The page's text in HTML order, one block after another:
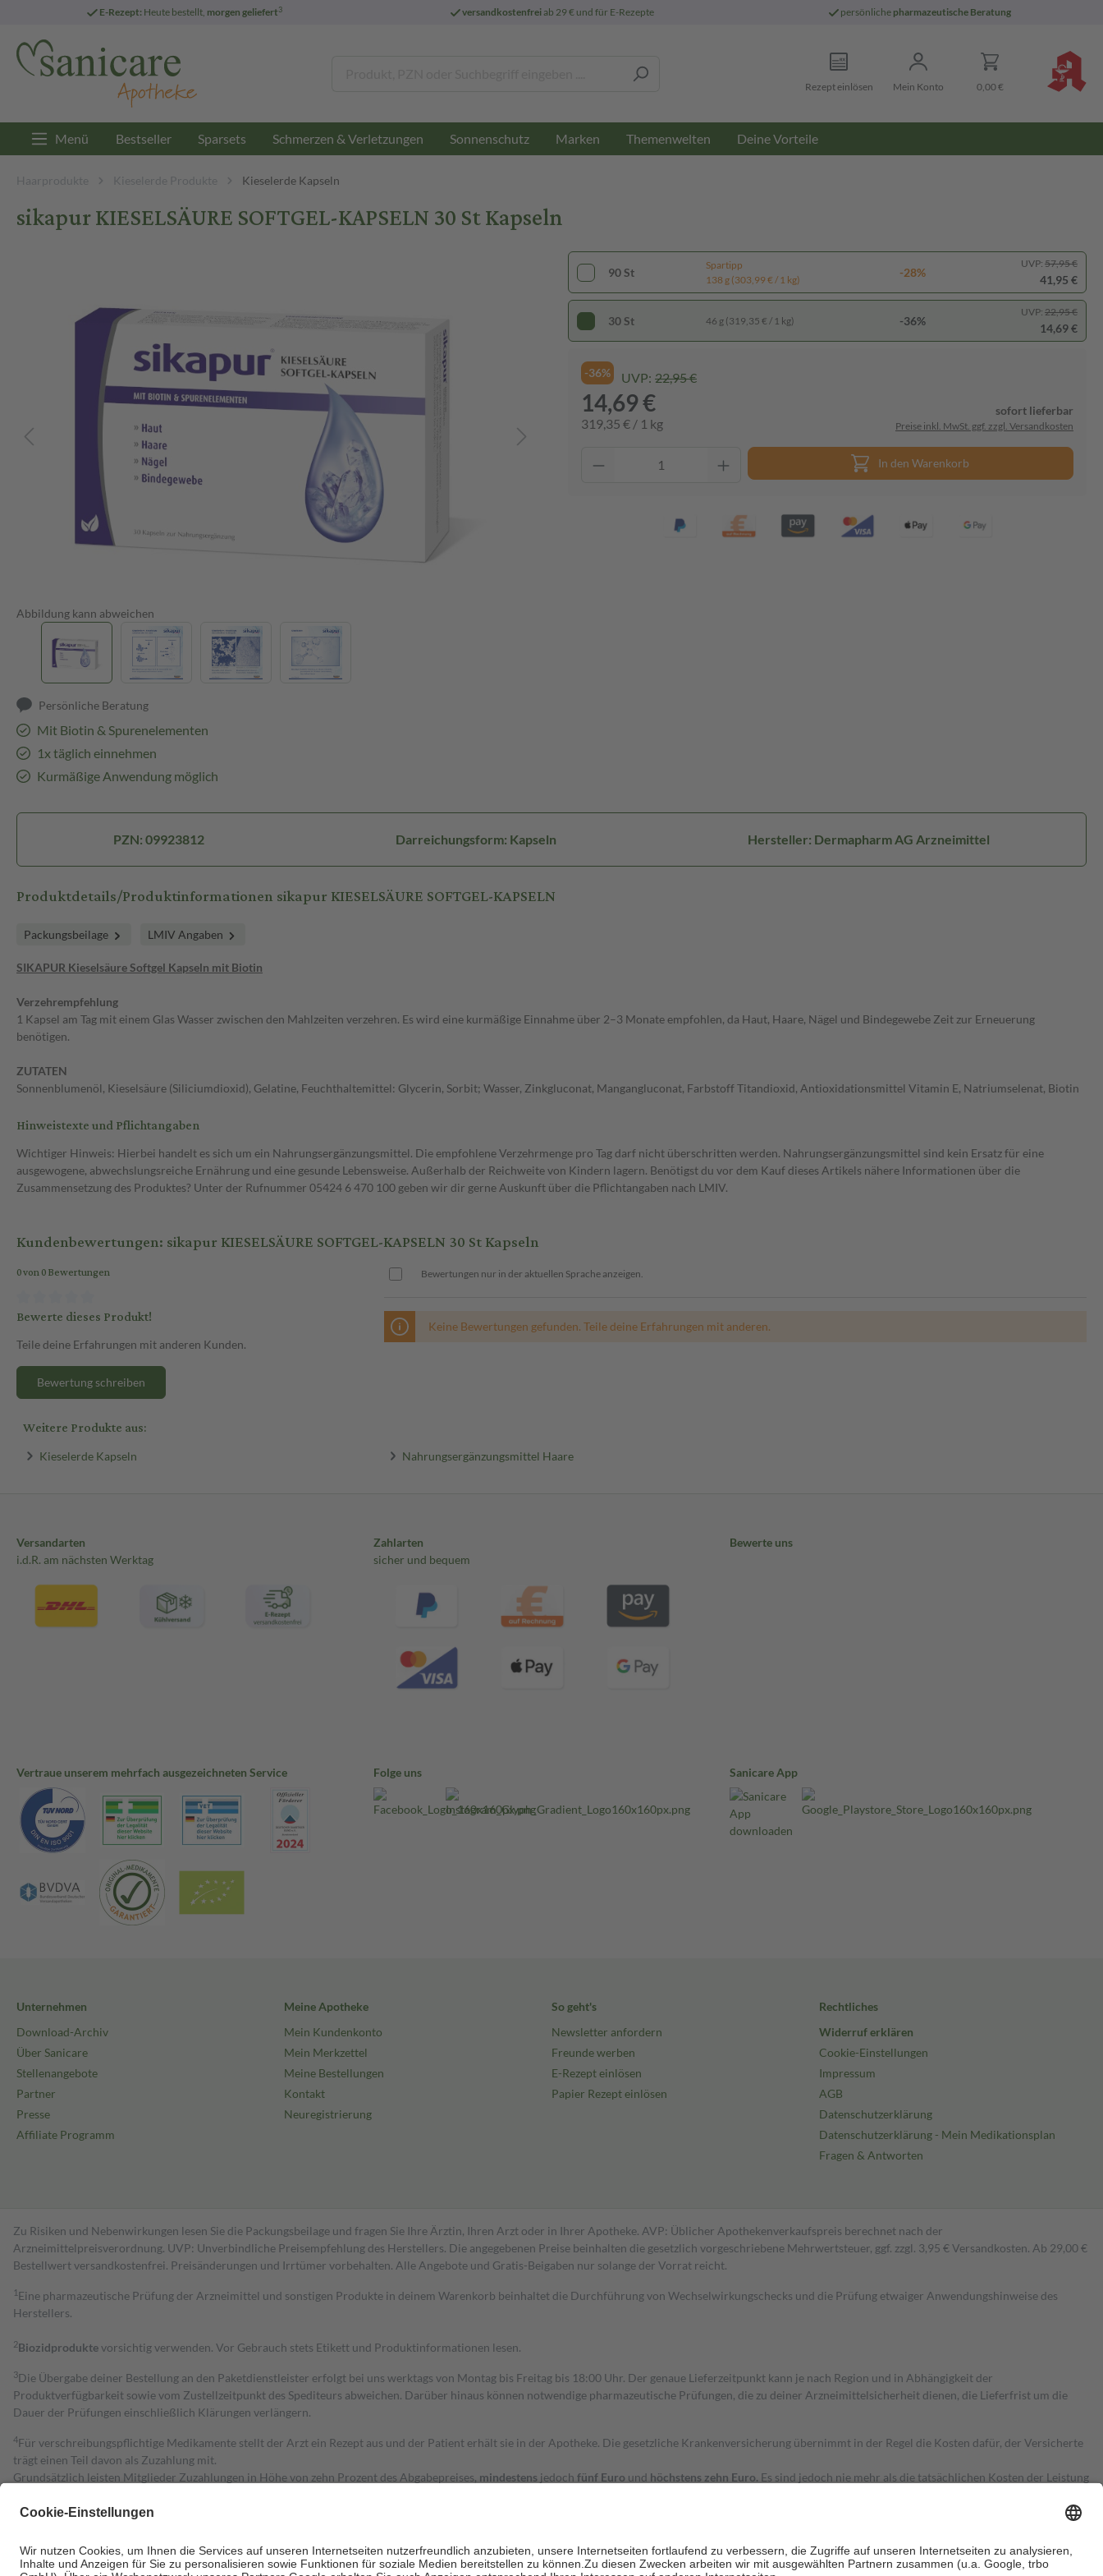
E-Rezept: Heute bestellt, morgen geliefert3 versandkostenfreiab 29 € und für E-Rezepte persönliche pharmazeutische Beratung
Rezept einlösen Mein Konto 0,00 €
Menü Bestseller Sparsets Schmerzen & Verletzungen Sonnenschutz Marken Themenwelten Deine Vorteile
Haarprodukte Kieselerde Produkte Kieselerde Kapseln
sikapur KIESELSÄURE SOFTGEL-KAPSELN 30 St Kapseln
Abbildung kann abweichen
Persönliche Beratung
Mit Biotin & Spurenelementen
1x täglich einnehmen
Kurmäßige Anwendung möglich
90 St
Spartipp
138 g (303,99 € / 1 kg)
-28%
UVP: 57,95 €
41,95 €
30 St 46 g (319,35 € / 1 kg) -36%
UVP: 22,95 €
14,69 €
-36% UVP: 22,95 €
14,69 €
319,35 € / 1 kg
sofort lieferbar
Preise inkl. MwSt. ggf. zzgl. Versandkosten
In den Warenkorb
PZN: 09923812 Darreichungsform: Kapseln Hersteller: Dermapharm AG Arzneimittel
Produktdetails/Produktinformationen sikapur KIESELSÄURE SOFTGEL-KAPSELN
Packungsbeilage LMIV Angaben
SIKAPUR Kieselsäure Softgel Kapseln mit Biotin
Verzehrempfehlung
1 Kapsel am Tag mit einem Glas Wasser zwischen den Mahlzeiten verzehren. Es wird eine kurmäßige Einnahme über 2–3 Monate empfohlen, da Haut, Haare, Nägel und Bindegewebe Zeit zur Erneuerung
benötigen.
ZUTATEN
Sonnenblumenöl, Kieselsäure (Siliciumdioxid), Gelatine, Feuchthaltemittel: Glycerin, Sorbit; Wasser, Zinkgluconat, Mangangluconat, Farbstoff Titandioxid, Antioxidationsmittel Vitamin E, Natriumselenat, Biotin
Hinweistexte und Pflichtangaben
Wichtiger Hinweis: Hierbei handelt es sich um ein Nahrungsergänzungsmittel. Die empfohlene Verzehrmenge pro Tag darf nicht überschritten werden. Nahrungsergänzungsmittel sind kein Ersatz für eine
ausgewogene, abwechslungsreiche Ernährung und eine gesunde Lebensweise. Außerhalb der Reichweite von Kindern lagern. Benötigst du vor dem Kauf dieses Artikels nähere Informationen über die
Zusammensetzung des Produktes? Unter der Rufnummer 05424 6 470 100 geben wir dir gerne Auskunft über die Pflichtangaben nach LMIV.
Kundenbewertungen: sikapur KIESELSÄURE SOFTGEL-KAPSELN 30 St Kapseln
0 von 0 Bewertungen
Bewerte dieses Produkt!
Teile deine Erfahrungen mit anderen Kunden.
Bewertung schreiben
Bewertungen nur in der aktuellen Sprache anzeigen.
Keine Bewertungen gefunden. Teile deine Erfahrungen mit anderen.
Weitere Produkte aus:
Kieselerde Kapseln Nahrungsergänzungsmittel Haare
Versandarten
i.d.R. am nächsten Werktag
Zahlarten
sicher und bequem
Bewerte uns
Vertraue unserem mehrfach ausgezeichneten Service Folge uns Sanicare App
Unternehmen
Download-Archiv
Über Sanicare
Stellenangebote
Partner
Presse
Affiliate Programm
Meine Apotheke
Mein Kundenkonto
Mein Merkzettel
Meine Bestellungen
Kontakt
Neuregistrierung
So geht's
Newsletter anfordern
Freunde werben
E-Rezept einlösen
Papier Rezept einlösen
Rechtliches
Widerruf erklären
Cookie-Einstellungen
Impressum
AGB
Datenschutzerklärung
Datenschutzerklärung - Mein Medikationsplan
Fragen & Antworten
Zu Risiken und Nebenwirkungen lesen Sie die Packungsbeilage und fragen Sie Ihre Ärztin, Ihren Arzt oder in Ihrer Apotheke. AVP: Üblicher Apothekenverkaufspreis berechnet nach der
Arzneimittelpreisverordnung. UVP: Unverbindliche Preisempfehlung des Herstellers. Die angegebenen Preise beinhalten die gesetzlich vorgeschriebene Mehrwertsteuer, ggf. zzgl. 3,95 € Versandkosten. Ab 29,00 €
Bestell­wert versand­kosten­frei. Preisänderungen und Irrtümer vorbehalten. Alle Angebote und Gratis-Beigaben nur solange der Vorrat reicht.
1 Eine pharmazeutische Prüfung der Arzneimittel und sonstigen Produkte in deinem Warenkorb beinhaltet die Durchführung von Wechselwirkungschecks und die Prüfung etwaiger Anwendungshinweise des
Herstellers.
2Biozidproduktevorsichtig verwenden. Vor Gebrauch stets Etikett und Produktinformationen lesen.
3Die Übergabe deiner Bestellung an den Paketdienstleister erfolgt bei uns werktags von Montag bis Freitag bis 18:00 Uhr. Der genaue Lieferzeitpunkt kann je nach Region und in Abhängigkeit der
Produktverfügbarkeit sowie vom Zustellzeitpunkt des Spediteurs abweichen. Darüber hinaus können notwendige pharmazeutische Prüfungen, die zu deiner Arzneimittelsicherheit dienen, die Lieferfrist um die
Dauer der Prüfungen einschließlich Klärungen verlängern.
4Für verschreibungspflichtige Medikamente stellt der Arzt ein Rezept aus und der Patient erhält sie in der Apotheke. Die gesetzliche Krankenversicherung übernimmt in der Regel die Kosten dafür, der Versicherte
trägt einen Teil davon als Zuzahlung mit.
Grundsätzlich leisten Mitglieder Zuzahlungen in Höhe von zehn Prozent des Abgabepreises, mindestens jedoch fünf Euro und höchstens zehn Euro. Es sind jedoch nie mehr als die tatsächlichen Kosten der Leistung
Diese Regeln gelten grundsätzlich auch für Online-Apotheken.
Um das Engagement der Versicherten für ihre eigene Gesundheit zu stärken und die besondere Stellung der Familie zu unterstützen, fallenkeine Zuzahlungen an bei:
• Kindern und Jugendlichen bis zum vollendeten 18. Lebensjahr mit Ausnahme der Fahrkosten